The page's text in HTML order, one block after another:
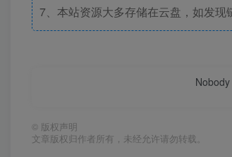
7、本站资源大多存储在云盘，如发现
© 版权声明
文章版权归作者所有，未经允许请勿转载。